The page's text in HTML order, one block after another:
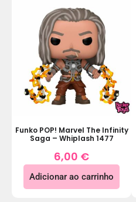
Funko POP! Marvel The Infinity
Saga – Whiplash 1477
6,00 €
Adicionar ao carrinho